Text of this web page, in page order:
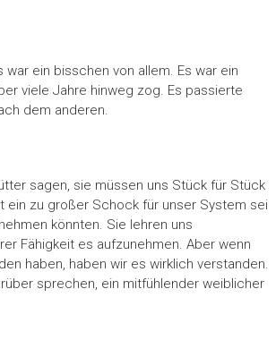
war ein bisschen von allem. Es war ein
viele Jahre hinweg zog. Es passierte
dem anderen.
sagen, sie müssen uns Stück für Stück
ein zu großer Schock für unser System sei
könnten. Sie lehren uns
Fähigkeit es aufzunehmen. Aber wenn
haben, haben wir es wirklich verstanden.
sprechen, ein mitfühlender weiblicher